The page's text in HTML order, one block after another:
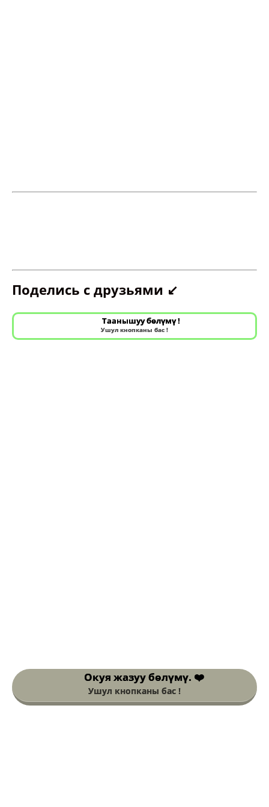
Поделись с друзьями ↙️
Таанышуу бөлүмү !
Ушул кнопканы бас !
Окуя жазуу
бөлүмү. ❤️
Ушул кнопканы бас !